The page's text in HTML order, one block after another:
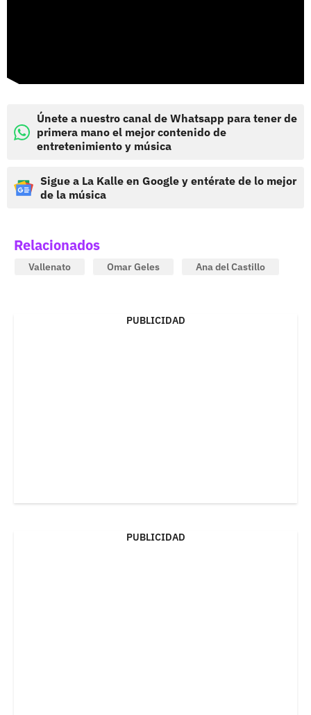
Únete a nuestro canal de Whatsapp para tener de
primera mano el mejor contenido de
entretenimiento y música
Sigue a La Kalle en Google y entérate de lo mejor
de la música
Relacionados
Vallenato Omar Geles Ana del Castillo
PUBLICIDAD
PUBLICIDAD